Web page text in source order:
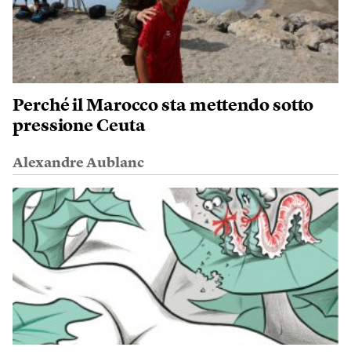
Perché il Marocco sta mettendo sotto
pressione Ceuta
Alexandre Aublanc